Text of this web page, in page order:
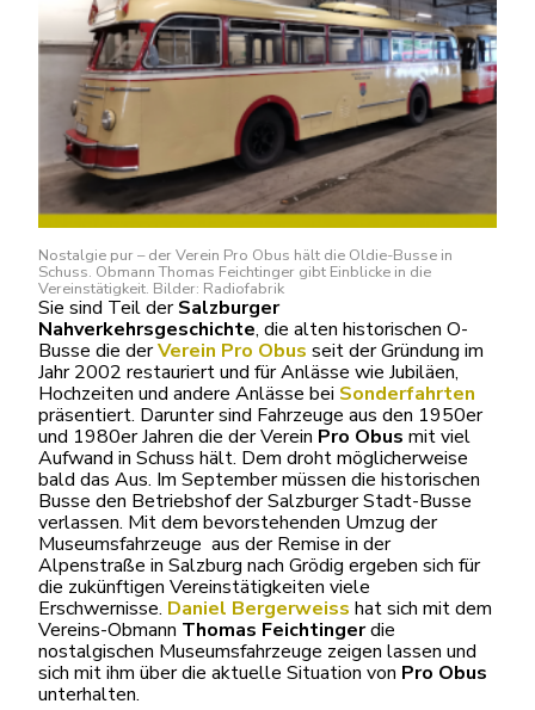
Nostalgie pur – der Verein Pro Obus hält die Oldie-Busse in
Schuss. Obmann Thomas Feichtinger gibt Einblicke in die
Vereinstätigkeit. Bilder: Radiofabrik
Sie sind Teil derSalzburger
Nahverkehrsgeschichte, die alten historischen O-
Busse die derVerein Pro Obus seit der Gründung im
Jahr 2002 restauriert und für Anlässe wie Jubiläen,
Hochzeiten und andere Anlässe bei Sonderfahrten
präsentiert. Darunter sind Fahrzeuge aus den 1950er
und 1980er Jahren die der Verein Pro Obus mit viel
Aufwand in Schuss hält. Dem droht möglicherweise
bald das Aus. Im September müssen die historischen
Busse den Betriebshof der Salzburger Stadt-Busse
verlassen. Mit dem bevorstehenden Umzug der
Museumsfahrzeuge aus der Remise in der
Alpenstraße in Salzburg nach Grödig ergeben sich für
die zukünftigen Vereinstätigkeiten viele
Erschwernisse. Daniel Bergerweiss hat sich mit dem
Vereins-Obmann Thomas Feichtingerdie
nostalgischen Museumsfahrzeuge zeigen lassen und
sich mit ihm über die aktuelle Situation von Pro Obus
unterhalten.